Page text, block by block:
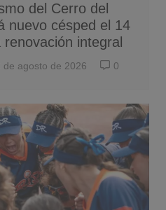
del Cerro del
nuevo césped el 14
integral
de agosto de 2026 0